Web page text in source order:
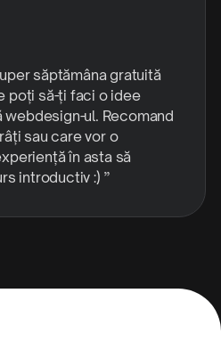
săptămâna gratuită
poți să-ți faci o idee
ul. Recomand
sau care vor o
în asta să
introductiv :) ”